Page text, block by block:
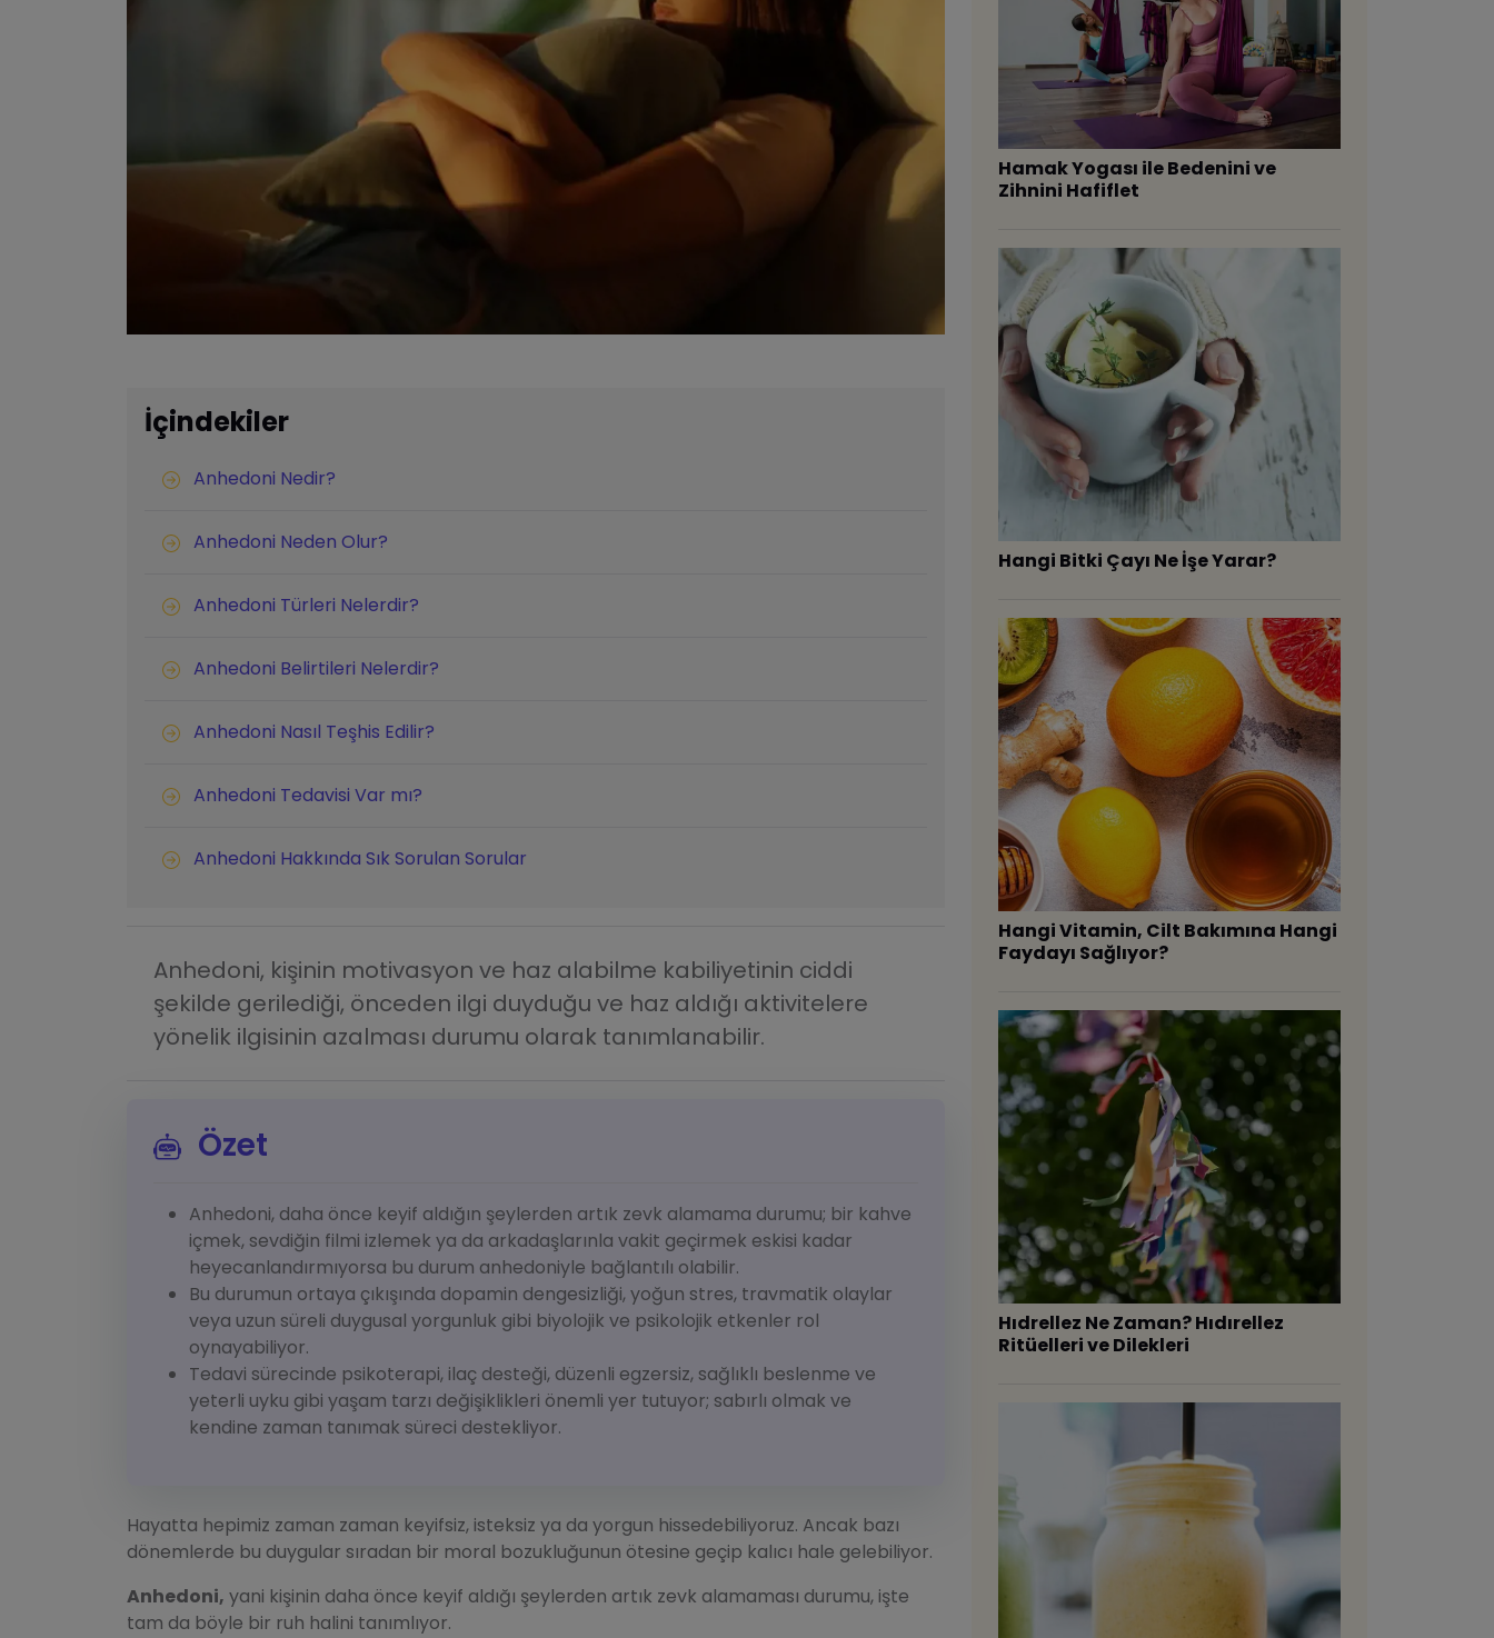
İçindekiler
Anhedoni Nedir?
Anhedoni Neden Olur?
Anhedoni Türleri Nelerdir?
Anhedoni Belirtileri Nelerdir?
Anhedoni Nasıl Teşhis Edilir?
Anhedoni Tedavisi Var mı?
Anhedoni Hakkında Sık Sorulan Sorular
Anhedoni, kişinin motivasyon ve haz alabilme kabiliyetinin ciddi
şekilde gerilediği, önceden ilgi duyduğu ve haz aldığı aktivitelere
yönelik ilgisinin azalması durumu olarak tanımlanabilir.
Özet
Anhedoni, daha önce keyif aldığın şeylerden artık zevk alamama durumu; bir kahve
içmek, sevdiğin filmi izlemek ya da arkadaşlarınla vakit geçirmek eskisi kadar
heyecanlandırmıyorsa bu durum anhedoniyle bağlantılı olabilir.
Bu durumun ortaya çıkışında dopamin dengesizliği, yoğun stres, travmatik olaylar
veya uzun süreli duygusal yorgunluk gibi biyolojik ve psikolojik etkenler rol
oynayabiliyor.
Tedavi sürecinde psikoterapi, ilaç desteği, düzenli egzersiz, sağlıklı beslenme ve
yeterli uyku gibi yaşam tarzı değişiklikleri önemli yer tutuyor; sabırlı olmak ve
kendine zaman tanımak süreci destekliyor.
Hayatta hepimiz zaman zaman keyifsiz, isteksiz ya da yorgun hissedebiliyoruz. Ancak bazı
dönemlerde bu duygular sıradan bir moral bozukluğunun ötesine geçip kalıcı hale gelebiliyor.
Anhedoni, yani kişinin daha önce keyif aldığı şeylerden artık zevk alamaması durumu, işte
tam da böyle bir ruh halini tanımlıyor.
Hamak Yogası ile Bedenini ve
Zihnini Hafiflet
Hangi Bitki Çayı Ne İşe Yarar?
Hangi Vitamin, Cilt Bakımına Hangi
Faydayı Sağlıyor?
Hıdrellez Ne Zaman? Hıdırellez
Ritüelleri ve Dilekleri